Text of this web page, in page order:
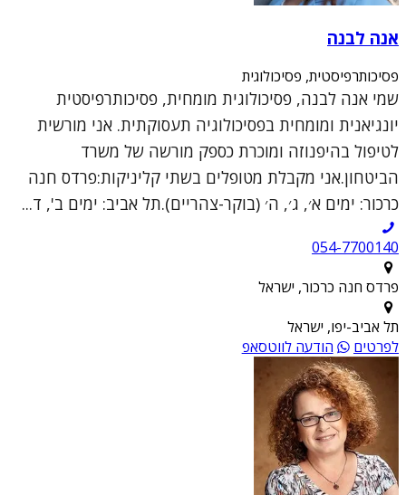
אנה לבנה
פסיכותרפיסטית, פסיכולוגית
שמי אנה לבנה, פסיכולוגית מומחית, פסיכותרפיסטית
יונגיאנית ומומחית בפסיכולוגיה תעסוקתית. אני מורשית
לטיפול בהיפנוזה ומוכרת כספק מורשה של משרד
הביטחון.אני מקבלת מטופלים בשתי קליניקות:פרדס חנה
כרכור: ימים א׳, ג׳, ה׳ (בוקר-צהריים).תל אביב: ימים ב', ד...
054-7700140
פרדס חנה כרכור, ישראל
תל אביב-יפו, ישראל
לפרטים
הודעה לווטסאפ